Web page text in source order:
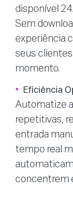
disponível
Sem
experiência
seus
momento.
Eficiência
Automatize
repetitivas,
entrada
tempo real
concentrem